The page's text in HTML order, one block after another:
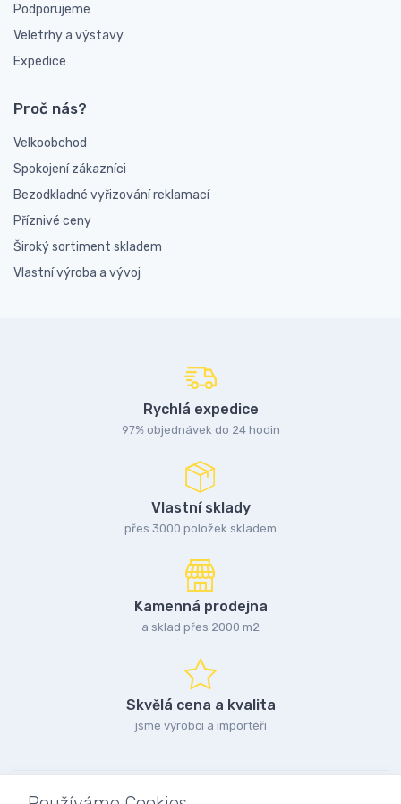
Podporujeme
Veletrhy a výstavy
Expedice
Proč nás?
Velkoobchod
Spokojení zákazníci
Bezodkladné vyřizování reklamací
Příznivé ceny
Široký sortiment skladem
Vlastní výroba a vývoj
Rychlá expedice
97% objednávek do 24 hodin
Vlastní sklady
přes 3000 položek skladem
Kamenná prodejna
a sklad přes 2000 m2
Skvělá cena a kvalita
jsme výrobci a importéři